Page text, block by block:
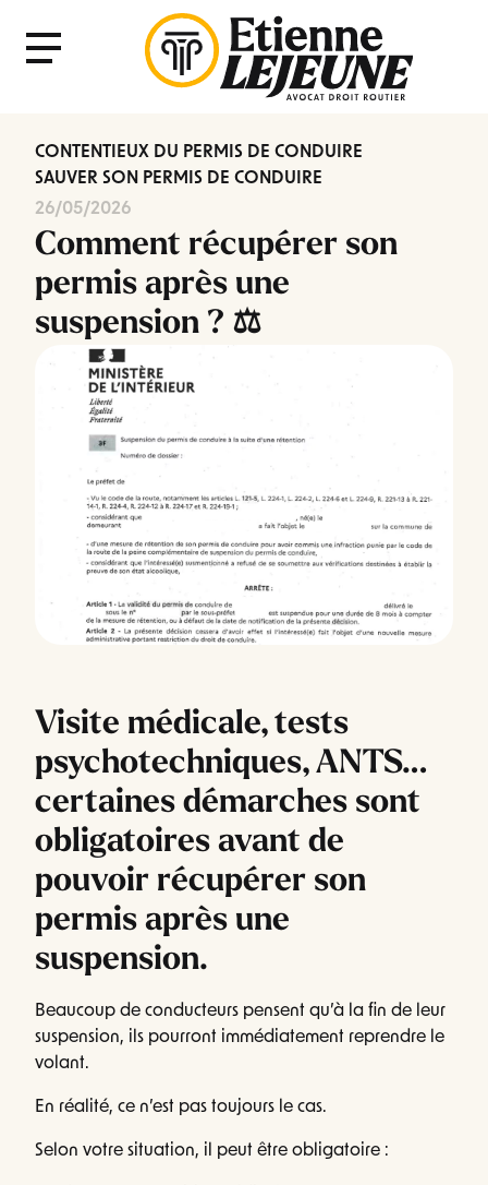
Menu
CONTENTIEUX DU PERMIS DE CONDUIRE
SAUVER SON PERMIS DE CONDUIRE
26/05/2026
Comment récupérer son
permis après une
suspension ? ⚖️
Visite médicale, tests
psychotechniques, ANTS…
certaines démarches sont
obligatoires avant de
pouvoir récupérer son
permis après une
suspension.
Beaucoup de conducteurs pensent qu’à la fin de leur
suspension, ils pourront immédiatement reprendre le
volant.
En réalité, ce n’est pas toujours le cas.
Selon votre situation, il peut être obligatoire :
Fermer